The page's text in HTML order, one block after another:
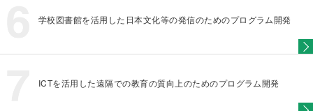
学校図書館を活用した日本文化等の発信のためのプログラム開発
ICTを活用した遠隔での教育の質向上のためのプログラム開発